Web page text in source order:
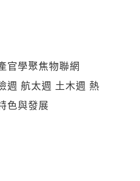
官學聚焦物聯網
週 航太週 土木週 熱
色與發展